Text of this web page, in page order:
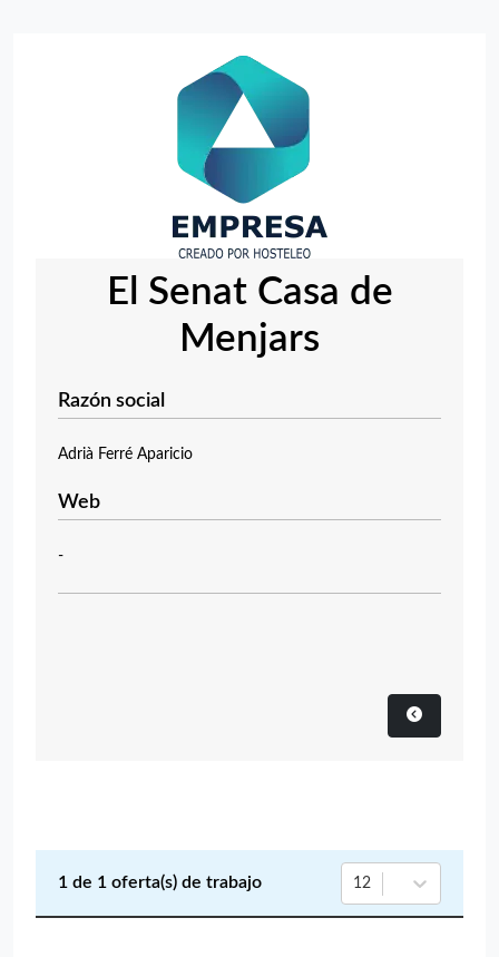
El Senat Casa de
Menjars
Razón social
Adrià Ferré Aparicio
Web
-
1 de 1 oferta(s) de trabajo 12